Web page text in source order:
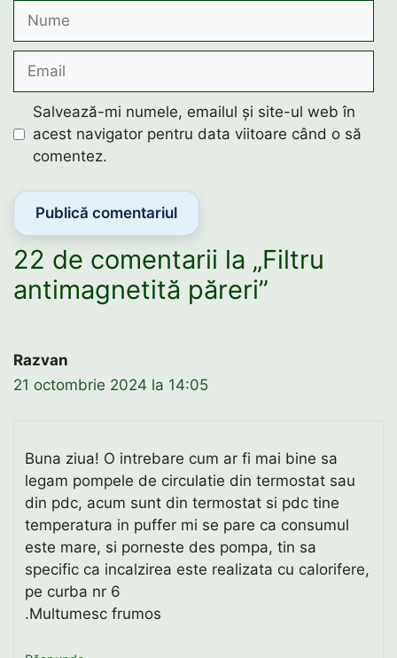
Nume
Email
Salvează-mi numele, emailul și site-ul web în
acest navigator pentru data viitoare când o să
comentez.
22 de comentarii la „Filtru
antimagnetită păreri”
Razvan
21 octombrie 2024 la 14:05
Buna ziua! O intrebare cum ar fi mai bine sa
legam pompele de circulatie din termostat sau
din pdc, acum sunt din termostat si pdc tine
temperatura in puffer mi se pare ca consumul
este mare, si porneste des pompa, tin sa
specific ca incalzirea este realizata cu calorifere,
pe curba nr 6
.Multumesc frumos